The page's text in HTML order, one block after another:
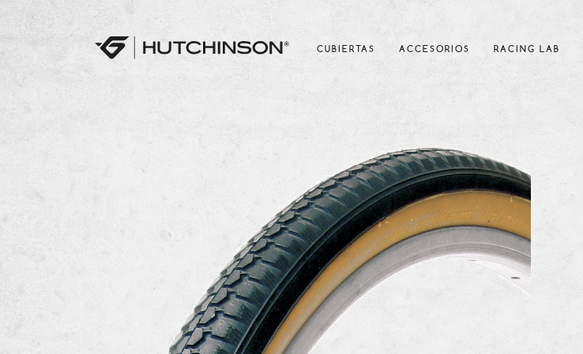
CUBIERTAS ACCESORIOS RACING LAB